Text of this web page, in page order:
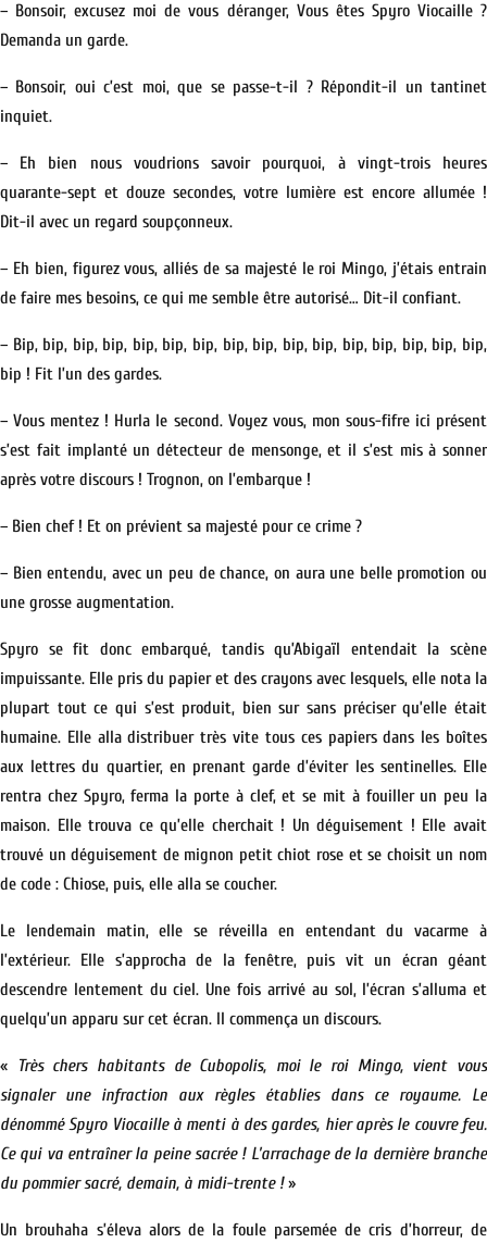
– Bonsoir, excusez moi de vous déranger, Vous êtes Spyro Viocaille ?
Demanda un garde.
– Bonsoir, oui c’est moi, que se passe-t-il ? Répondit-il un tantinet
inquiet.
– Eh bien nous voudrions savoir pourquoi, à vingt-trois heures
quarante-sept et douze secondes, votre lumière est encore allumée !
Dit-il avec un regard soupçonneux.
– Eh bien, figurez vous, alliés de sa majesté le roi Mingo, j’étais entrain
de faire mes besoins, ce qui me semble être autorisé… Dit-il confiant.
– Bip, bip, bip, bip, bip, bip, bip, bip, bip, bip, bip, bip, bip, bip, bip, bip,
bip ! Fit l’un des gardes.
– Vous mentez ! Hurla le second. Voyez vous, mon sous-fifre ici présent
s’est fait implanté un détecteur de mensonge, et il s’est mis à sonner
après votre discours ! Trognon, on l’embarque !
– Bien chef ! Et on prévient sa majesté pour ce crime ?
– Bien entendu, avec un peu de chance, on aura une belle promotion ou
une grosse augmentation.
Spyro se fit donc embarqué, tandis qu’Abigaïl entendait la scène
impuissante. Elle pris du papier et des crayons avec lesquels, elle nota la
plupart tout ce qui s’est produit, bien sur sans préciser qu’elle était
humaine. Elle alla distribuer très vite tous ces papiers dans les boîtes
aux lettres du quartier, en prenant garde d’éviter les sentinelles. Elle
rentra chez Spyro, ferma la porte à clef, et se mit à fouiller un peu la
maison. Elle trouva ce qu’elle cherchait ! Un déguisement ! Elle avait
trouvé un déguisement de mignon petit chiot rose et se choisit un nom
de code : Chiose, puis, elle alla se coucher.
Le lendemain matin, elle se réveilla en entendant du vacarme à
l’extérieur. Elle s’approcha de la fenêtre, puis vit un écran géant
descendre lentement du ciel. Une fois arrivé au sol, l’écran s’alluma et
quelqu’un apparu sur cet écran. Il commença un discours.
«
Très chers habitants de Cubopolis, moi le roi Mingo, vient vous
signaler une infraction aux règles établies dans ce royaume. Le
dénommé Spyro Viocaille à menti à des gardes, hier après le couvre feu.
Ce qui va entraîner la peine sacrée ! L’arrachage de la dernière branche
du pommier sacré, demain, à midi-trente !»
Un brouhaha s’éleva alors de la foule parsemée de cris d’horreur, de